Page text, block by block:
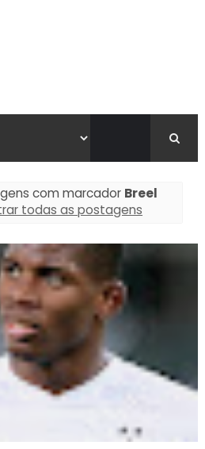
com marcador Breel
todas as postagens